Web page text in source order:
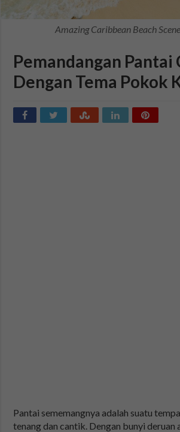
Amazing Caribbean Beach
Pemandangan Pantai
Dengan Tema Pokok
Pantai sememangnya adalah suatu
tenang dan cantik. Dengan bunyi deruan